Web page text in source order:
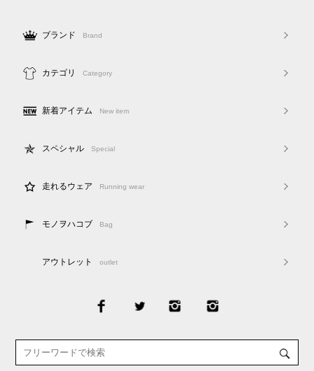
ブランド Brand
カテゴリ Category
新着アイテム New item
スペシャル Special
走れるウェア Running wear
モノヲハコブ Bag
アウトレット outlet